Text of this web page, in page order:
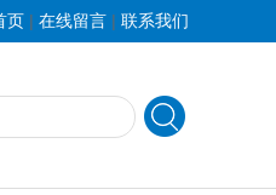
页 | 在线留言 | 联系我们